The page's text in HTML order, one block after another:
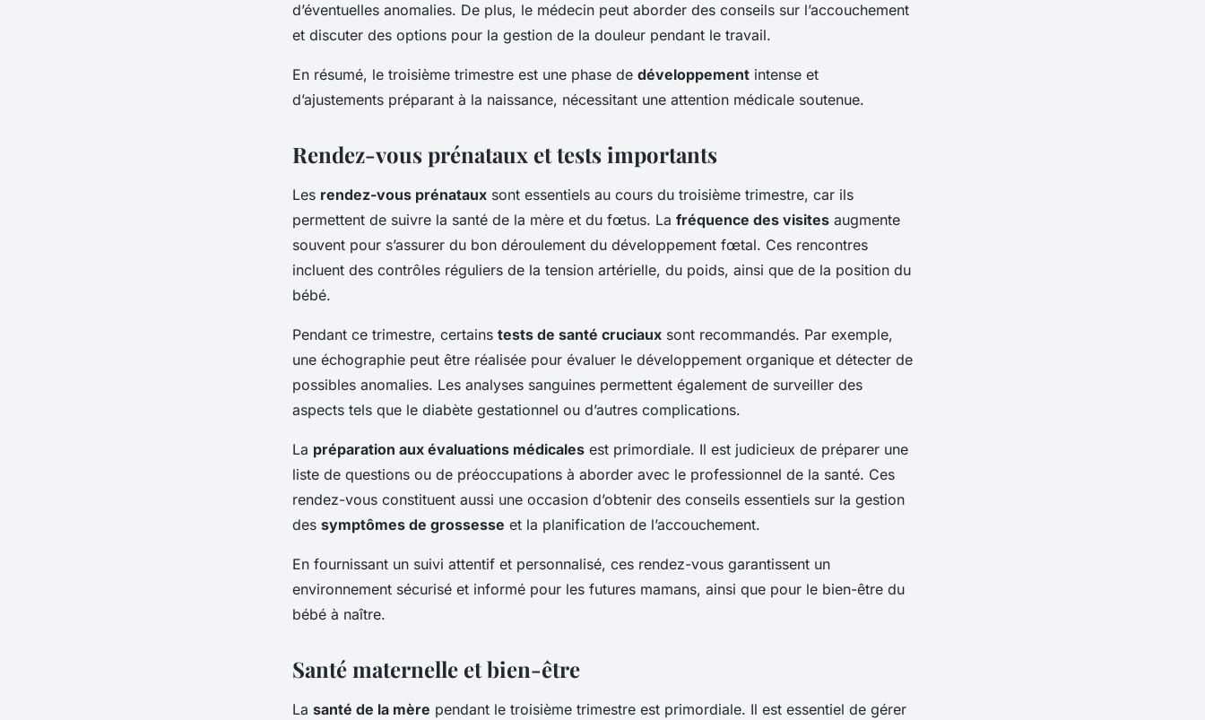
d’éventuelles anomalies. De plus, le médecin peut aborder des conseils sur l’accouchement
et discuter des options pour la gestion de la douleur pendant le travail.
En résumé, le troisième trimestre est une phase de développement intense et
d’ajustements préparant à la naissance, nécessitant une attention médicale soutenue.
Rendez-vous prénataux et tests importants
Les rendez-vous prénataux sont essentiels au cours du troisième trimestre, car ils
permettent de suivre la santé de la mère et du fœtus. La fréquence des visites augmente
souvent pour s’assurer du bon déroulement du développement fœtal. Ces rencontres
incluent des contrôles réguliers de la tension artérielle, du poids, ainsi que de la position du
bébé.
Pendant ce trimestre, certains tests de santé cruciaux sont recommandés. Par exemple,
une échographie peut être réalisée pour évaluer le développement organique et détecter de
possibles anomalies. Les analyses sanguines permettent également de surveiller des
aspects tels que le diabète gestationnel ou d’autres complications.
La préparation aux évaluations médicales est primordiale. Il est judicieux de préparer une
liste de questions ou de préoccupations à aborder avec le professionnel de la santé. Ces
rendez-vous constituent aussi une occasion d’obtenir des conseils essentiels sur la gestion
des symptômes de grossesse et la planification de l’accouchement.
En fournissant un suivi attentif et personnalisé, ces rendez-vous garantissent un
environnement sécurisé et informé pour les futures mamans, ainsi que pour le bien-être du
bébé à naître.
Santé maternelle et bien-être
La santé de la mère pendant le troisième trimestre est primordiale. Il est essentiel de gérer